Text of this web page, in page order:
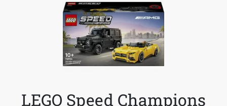
LEGO Speed Champions